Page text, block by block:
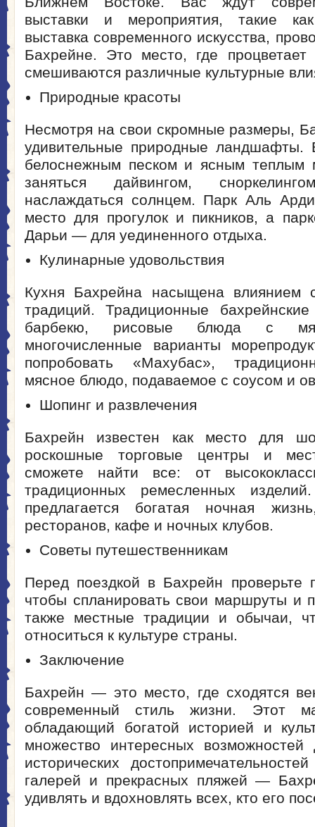
выставки и мероприятия, такие
выставка современного искусства,
Бахрейне. Это место, где процветает
смешиваются различные культурные
Природные красоты
Несмотря на свои скромные размеры,
удивительные природные ландшафты.
белоснежным песком и ясным теплым
заняться дайвингом,
наслаждаться солнцем. Парк Аль
место для прогулок и пикников, а
Дарьи — для уединенного отдыха.
Кулинарные удовольствия
Кухня Бахрейна насыщена влиянием
традиций. Традиционные
барбекю, рисовые блюда с
многочисленные варианты
попробовать «Махубас»,
мясное блюдо, подаваемое с соусом и
Шопинг и развлечения
Бахрейн известен как место для
роскошные торговые центры и
сможете найти все: от
традиционных ремесленных
предлагается богатая ночная
ресторанов, кафе и ночных клубов.
Советы путешественникам
Перед поездкой в Бахрейн проверьте
чтобы спланировать свои маршруты и
также местные традиции и обычаи,
относиться к культуре страны.
Заключение
Бахрейн — это место, где сходятся
современный стиль жизни. Этот
обладающий богатой историей и
множество интересных
исторических
галерей и прекрасных пляжей —
удивлять и вдохновлять всех, кто его